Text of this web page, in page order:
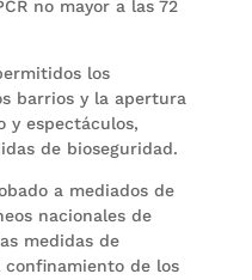
no mayor a las 72
los
barrios y la apertura
y espectáculos,
de bioseguridad.
a mediados de
nacionales de
medidas de
de los